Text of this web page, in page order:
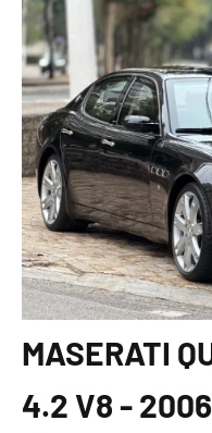
MASERATI
4.2 V8 -